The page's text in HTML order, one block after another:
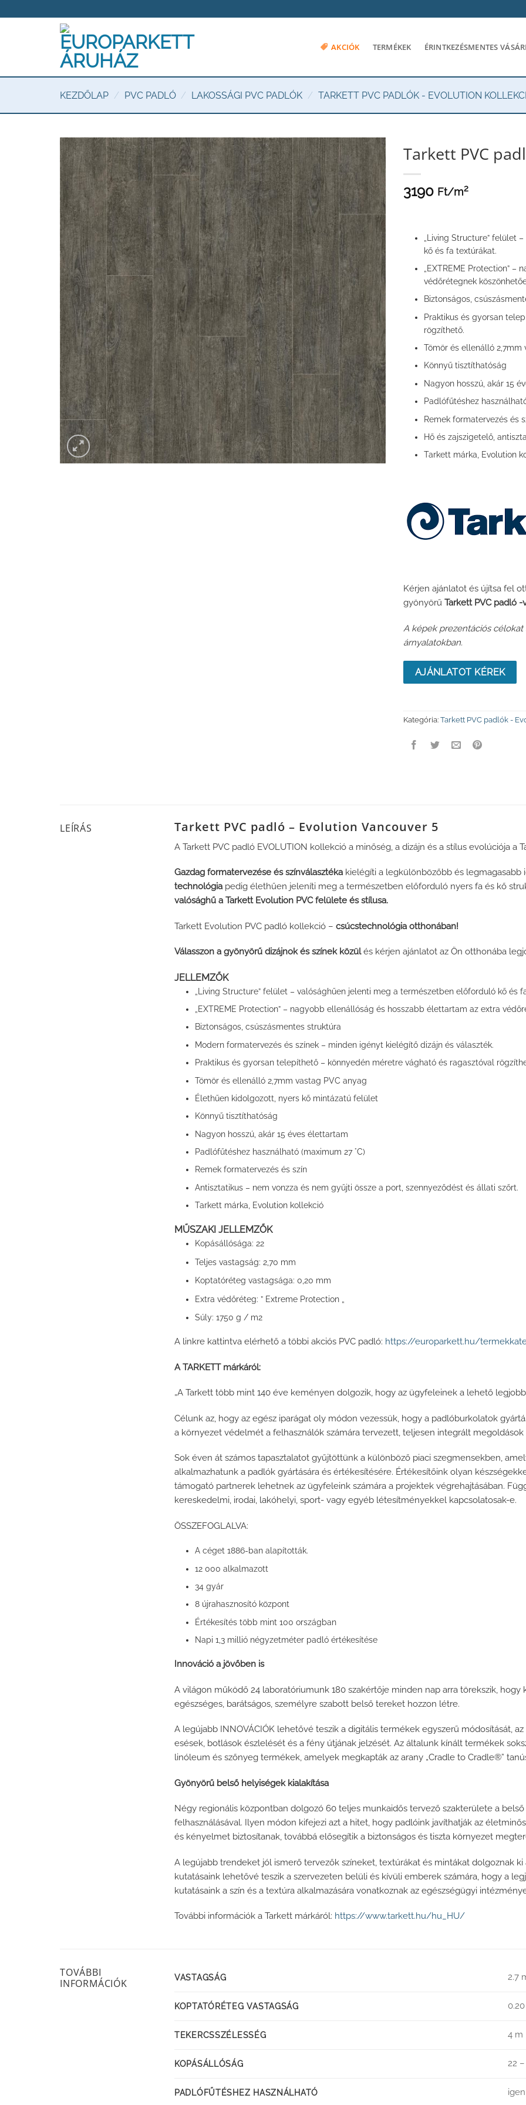
to
AKCIÓK TERMÉKEK ÉRINTKEZÉSMENTES
KEZDŐLAP / PVC PADLÓ / LAKOSSÁGI PVC PADLÓK / TARKETT PVC PADLÓK - EVOLUTION
Tarkett PVC
3190 Ft/m2
„Living Structure” felület
kő és fa textúrákat.
„EXTREME Protection”
védőrétegnek
Biztonságos,
Praktikus és gyorsan
rögzíthető.
Tömör és ellenálló 2,7mm
Könnyű tisztíthatóság
Nagyon hosszú, akár 15
Padlófűtéshez
Remek formatervezés és
Hő és zajszigetelő,
Tarkett márka, Evolution
Kérjen ajánlatot és újítsa fel
gyönyörű Tarkett PVC padló -
A képek prezentációs
árnyalatokban.
AJÁNLATOT KÉREK
Kategória: Tarkett PVC padlók -
LEÍRÁS Tarkett PVC padló – Evolution Vancouver 5
A Tarkett PVC padló EVOLUTION kollekció a minőség, a dizájn és a stílus evolúciója a
Gazdag formatervezése és színválasztéka kielégíti a legkülönbözőbb és legmagasabb
technológia pedig élethűen jeleníti meg a természetben előforduló nyers fa és kő
valósághű a Tarkett Evolution PVC felülete és stílusa.
Tarkett Evolution PVC padló kollekció – csúcstechnológia otthonában!
Válasszon a gyönyörű dizájnok és színek közülés kérjen ajánlatot az Ön otthonába
JELLEMZŐK
„Living Structure” felület – valósághűen jelenti meg a természetben előforduló kő és
„EXTREME Protection” – nagyobb ellenállóság és hosszabb élettartam az extra
Biztonságos, csúszásmentes struktúra
Modern formatervezés és színek – minden igényt kielégítő dizájn és választék.
Praktikus és gyorsan telepíthető – könnyedén méretre vágható és ragasztóval
Tömör és ellenálló 2,7mm vastag PVC anyag
Élethűen kidolgozott, nyers kő mintázatú felület
Könnyű tisztíthatóság
Nagyon hosszú, akár 15 éves élettartam
Padlófűtéshez használható (maximum 27 °C)
Remek formatervezés és szín
Antisztatikus – nem vonzza és nem gyűjti össze a port, szennyeződést és állati szőrt.
Tarkett márka, Evolution kollekció
MŰSZAKI JELLEMZŐK
Kopásállósága: 22
Teljes vastagság: 2,70 mm
Koptatóréteg vastagsága: 0,20 mm
Extra védőréteg: ” Extreme Protection „
Súly: 1750 g / m2
A linkre kattintva elérhető a többi akciós PVC padló: https://europarkett.hu/
A TARKETT márkáról:
„A Tarkett több mint 140 éve keményen dolgozik, hogy az ügyfeleinek a lehető
Célunk az, hogy az egész iparágat oly módon vezessük, hogy a padlóburkolatok
a környezet védelmét a felhasználók számára tervezett, teljesen integrált
Sok éven át számos tapasztalatot gyűjtöttünk a különböző piaci szegmensekben,
alkalmazhatunk a padlók gyártására és értékesítésére. Értékesítőink olyan
támogató partnerek lehetnek az ügyfeleink számára a projektek végrehajtásában.
kereskedelmi, irodai, lakóhelyi, sport- vagy egyéb létesítményekkel kapcsolatosak-e.
ÖSSZEFOGLALVA:
A céget 1886-ban alapították.
12 000 alkalmazott
34 gyár
8 újrahasznosító központ
Értékesítés több mint 100 országban
Napi 1,3 millió négyzetméter padló értékesítése
Innováció a jövőben is
A világon működő 24 laboratóriumunk 180 szakértője minden nap arra törekszik, hogy
egészséges, barátságos, személyre szabott belső tereket hozzon létre.
A legújabb INNOVÁCIÓK lehetővé teszik a digitális termékek egyszerű módosítását,
esések, botlások észlelését és a fény útjának jelzését. Az általunk kínált termékek
linóleum és szőnyeg termékek, amelyek megkapták az arany „Cradle to Cradle®”
Gyönyörű belső helyiségek kialakítása
Négy regionális központban dolgozó 60 teljes munkaidős tervező szakterülete a
felhasználásával. Ilyen módon kifejezi azt a hitet, hogy padlóink ​​javíthatják az
és kényelmet biztosítanak, továbbá elősegítik a biztonságos és tiszta környezet
A legújabb trendeket jól ismerő tervezők színeket, textúrákat és mintákat dolgoznak
kutatásaink lehetővé teszik a szervezeten belüli és kívüli emberek számára, hogy a
kutatásaink a szín és a textúra alkalmazására vonatkoznak az egészségügyi
További információk a Tarkett márkáról: https://www.tarkett.hu/hu_HU/
TOVÁBBI
INFORMÁCIÓK
VASTAGSÁG 2.7
KOPTATÓRÉTEG VASTAGSÁG
TEKERCSSZÉLESSÉG 4 m
KOPÁSÁLLÓSÁG 22
PADLÓFŰTÉSHEZ HASZNÁLHATÓ